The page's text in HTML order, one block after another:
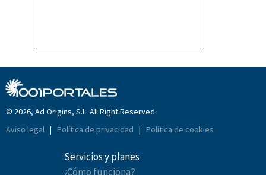
© 2026, Ad Origins, S.L. All Right Reserved
Aviso legal | Política de privacidad | Política de cookies
Servicios y planes
¿Cómo funciona?